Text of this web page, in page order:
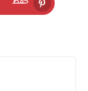
حفظ